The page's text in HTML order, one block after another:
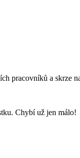
pracovníků a skrze
Chybí už jen málo!